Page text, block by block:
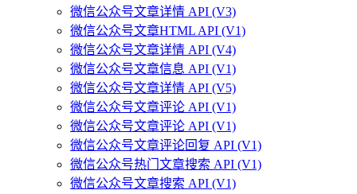
微信公众号文章详情 API (V3)
微信公众号文章HTML API (V1)
微信公众号文章详情 API (V4)
微信公众号文章信息 API (V1)
微信公众号文章详情 API (V5)
微信公众号文章评论 API (V1)
微信公众号文章评论 API (V1)
微信公众号文章评论回复 API (V1)
微信公众号热门文章搜索 API (V1)
微信公众号文章搜索 API (V1)